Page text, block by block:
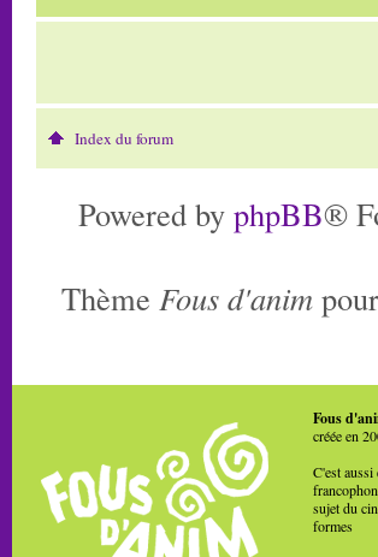
Index du forum
Powered by phpBB®
Thème Fous d'anim
Fous
créée en
C'est aussi
sujet du
formes